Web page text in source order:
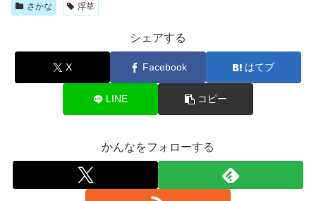
さかな 浮草
シェアする
X Facebook はてブ
LINE コピー
かんなをフォローする